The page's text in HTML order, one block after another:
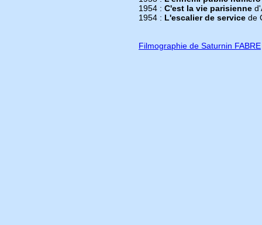
1954 : C'est la vie parisienne
1954 : L'escalier de service de
Filmographie de Saturnin FABRE